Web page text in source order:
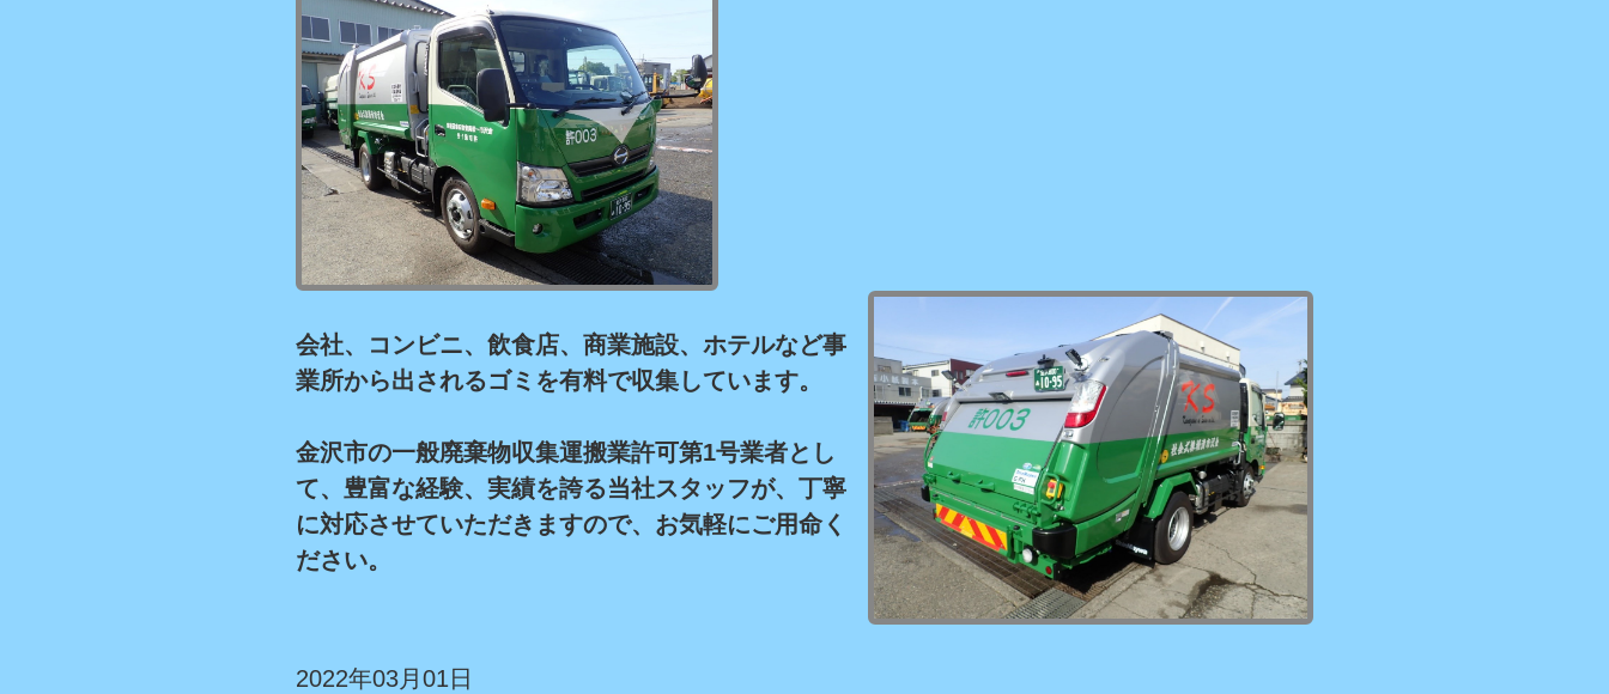
会社、コンビニ、飲食店、商業施設、ホテルなど事
業所から出されるゴミを有料で収集しています。
金沢市の一般廃棄物収集運搬業許可第1号業者とし
て、豊富な経験、実績を誇る当社スタッフが、丁寧
に対応させていただきますので、お気軽にご用命く
ださい。
2022年03月01日